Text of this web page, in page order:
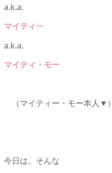
a.k.a.
マイティー
a.k.a.
マイティ・モー
（マイティー・モー本人▼）
今日は、そんな